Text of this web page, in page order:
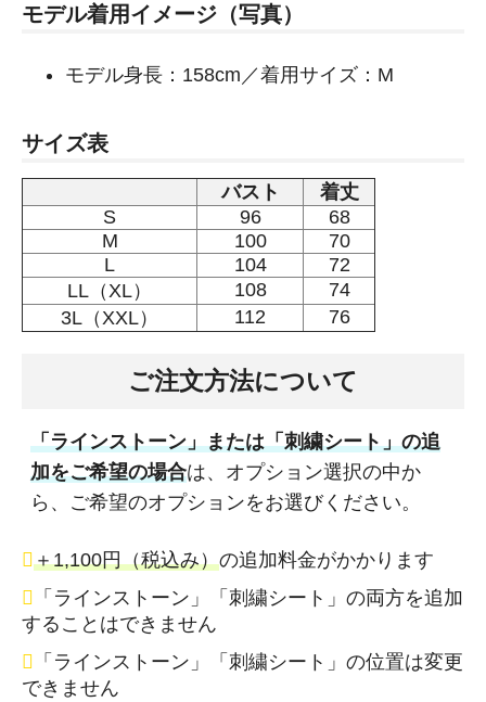
モデル着用イメージ（写真）
モデル身長：158cm／着用サイズ：M
サイズ表
バスト
着丈
S
96
68
M
100
70
L
104
72
LL（XL）
108
74
3L（XXL）
112 76
ご注文方法について
「ラインストーン」または「刺繍シート」の追
加をご希望の場合は、オプション選択の中か
ら、ご希望のオプションをお選びください。
＋1,100円（税込み）の追加料金がかかります
「ラインストーン」「刺繍シート」の両方を追加
することはできません
「ラインストーン」「刺繍シート」の位置は変更
できません